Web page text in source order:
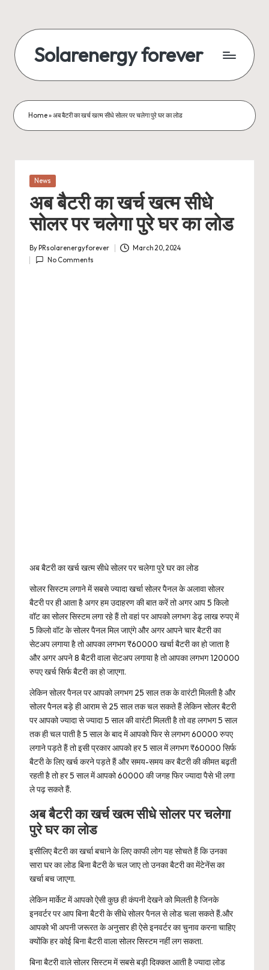
content
Solarenergy forever
बिजली
Home»अब बैटरी का खर्च खत्म सीधे सोलर पर चलेगा पुरे घर का लोड
Posted
News
अब बैटरी का खर्च खत्म सीधे
सोलर पर चलेगा पुरे घर का लोड
Posted
by
By PRsolarenergyforever
March 20, 2024
No Comments
अब बैटरी का खर्च खत्म सीधे सोलर पर चलेगा पुरे घर का लोड
सोलर सिस्टम लगाने में सबसे ज्यादा खर्चा सोलर पैनल के अलावा सोलर
बैटरी पर ही आता है अगर हम उदाहरण की बात करें तो अगर आप 5 किलो
वॉट का सोलर सिस्टम लगा रहे हैं तो वहां पर आपको लगभग डेढ़ लाख रुपए में
5 किलो वॉट के सोलर पैनल मिल जाएंगे और अगर आपने चार बैटरी का
सेटअप लगाया है तो आपका लगभग ₹60000 खर्चा बैटरी का हो जाता है
और अगर अपने 8 बैटरी वाला सेटअप लगाया है तो आपका लगभग 120000
रुपए खर्च सिर्फ बैटरी का हो जाएगा.
लेकिन सोलर पैनल पर आपको लगभग 25 साल तक के वारंटी मिलती है और
सोलर पैनल बड़े ही आराम से 25 साल तक चल सकते हैं लेकिन सोलर बैटरी
पर आपको ज्यादा से ज्यादा 5 साल की वारंटी मिलती है तो वह लगभग 5 साल
तक ही चल पाती है 5 साल के बाद में आपको फिर से लगभग 60000 रुपए
लगाने पड़ते हैं तो इसी प्रकार आपको हर 5 साल में लगभग ₹60000 सिर्फ
बैटरी के लिए खर्च करने पड़ते हैं और समय-समय कर बैटरी की कीमत बढ़ती
रहती है तो हर 5 साल में आपको 60000 की जगह फिर ज्यादा पैसे भी लगा
ले पढ़ सकते हैं.
अब बैटरी का खर्च खत्म सीधे सोलर पर चलेगा
पुरे घर का लोड
इसीलिए बैटरी का खर्चा बचाने के लिए काफी लोग यह सोचते हैं कि उनका
सारा घर का लोड बिना बैटरी के चल जाए तो उनका बैटरी का मेंटेनेंस का
खर्चा बच जाएगा.
लेकिन मार्केट में आपको ऐसी कुछ ही कंपनी देखने को मिलती है जिनके
इनवर्टर पर आप बिना बैटरी के सीधे सोलर पैनल से लोड चला सकते हैं.और
आपको भी अपनी जरूरत के अनुसार ही ऐसे इनवर्टर का चुनाव करना चाहिए
क्योंकि हर कोई बिना बैटरी वाला सोलर सिस्टम नहीं लग सकता.
बिना बैटरी वाले सोलर सिस्टम में सबसे बड़ी दिक्कत आती है ज्यादा लोड